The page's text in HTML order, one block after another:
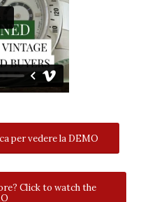
per vedere la DEMO
Click to watch the